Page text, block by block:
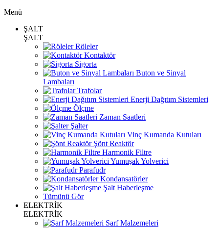
Menü
ŞALT
ŞALT
Röleler
Kontaktör
Sigorta
Buton ve Sinyal
Lambaları
Trafolar
Enerji Dağıtım Sistemleri
Ölçme
Zaman Saatleri
Şalter
Vinç Kumanda Kutuları
Şönt Reaktör
Harmonik Filtre
Yumuşak Yolverici
Parafudr
Kondansatörler
Şalt Haberleşme
Tümünü Gör
ELEKTRİK
ELEKTRİK
Sarf Malzemeleri